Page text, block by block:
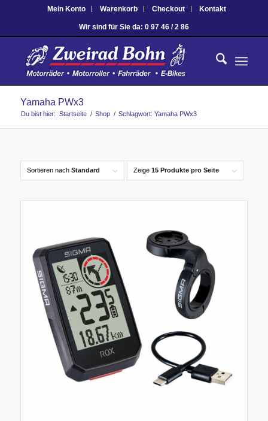
Mein Konto Warenkorb Checkout Kontakt
Wir sind für Sie da: 0 97 46 / 2 86
Yamaha PWx3
Du bist hier: Startseite / Shop / Schlagwort: Yamaha PWx3
Sortieren nach Standard Zeige 15 Produkte pro Seite